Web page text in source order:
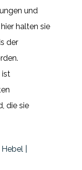
und
halten sie
der
ist
die sie
|